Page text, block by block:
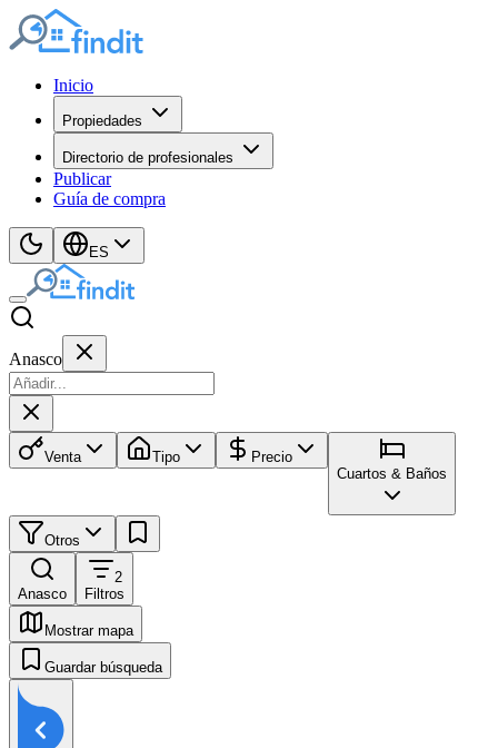
Inicio
Propiedades
Directorio de profesionales
Publicar
Guía de compra
ES
Anasco
Venta Tipo
Precio
Cuartos & Baños
Otros
Anasco
2
Filtros
Mostrar mapa
Guardar búsqueda